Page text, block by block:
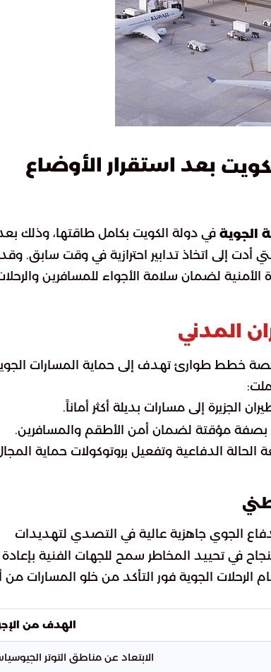
بعد استقرار الأوضاع
الجوية في دولة الكويت بكامل طاقتها، وذلك
أدت إلى اتخاذ تدابير احترازية في وقت سابق. وقد
لضمان سلامة الأجواء للمسافرين
المدني
خطط طوارئ تهدف إلى حماية المسارات
بصفة مؤقتة لضمان أمن الأطقم والمسافرين.
الدفاعية وتفعيل بروتوكولات حماية
الجوي جاهزية عالية في التصدي لتهديدات
في تحييد المخاطر سمح للجهات الفنية بإعادة
الرحلات الجوية فور التأكد من خلو المسارات من
الهدف من
الابتعاد عن مناطق التوتر